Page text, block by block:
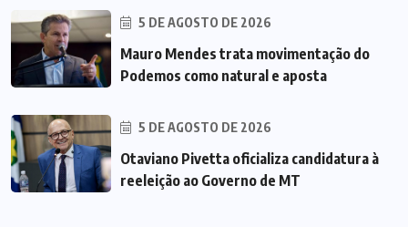
5 DE AGOSTO DE 2026
Mauro Mendes trata movimentação do
Podemos como natural e aposta
5 DE AGOSTO DE 2026
Otaviano Pivetta oficializa candidatura à
reeleição ao Governo de MT